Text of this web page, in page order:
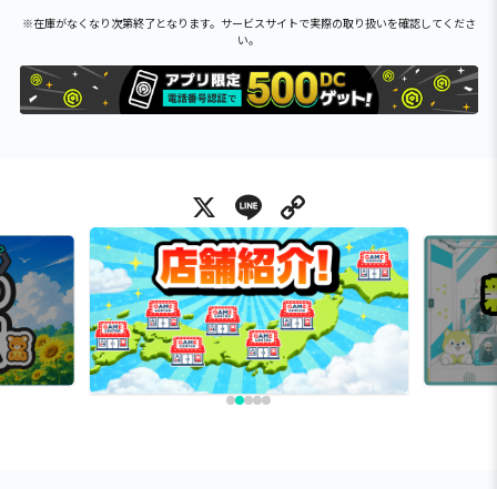
※在庫がなくなり次第終了となります。サービスサイトで実際の取り扱いを確認してくださ
い。
X Line